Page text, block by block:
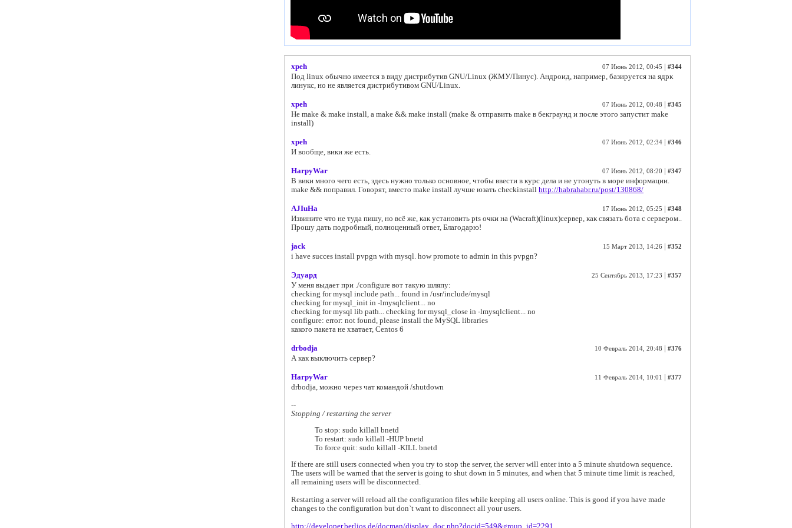
xpeh 07 Июнь 2012, 00:45 #344
Под linux обычно имеется в виду дистрибутив GNU/Linux (ЖМУ/Пинус). Андроид, например, базируется на ядрк
линукс, но не является дистрибутивом GNU/Linux.
xpeh 07 Июнь 2012, 00:48 #345
Не make & make install, а make && make install (make & отправить make в бекграунд и после этого запустит make
install)
xpeh 07 Июнь 2012, 02:34 #346
И вообще, вики же есть.
HarpyWar 07 Июнь 2012, 08:20 #347
В вики много чего есть, здесь нужно только основное, чтобы ввести в курс дела и не утонуть в море информации.
make && поправил. Говорят, вместо make install лучше юзать checkinstall http://habrahabr.ru/post/130868/
AJIuHa 17 Июнь 2012, 05:25 #348
Извините что не туда пишу, но всё же, как установить pts очки на (Wacraft)(linux)сервер, как связать бота с сервером..
Прошу дать подробный, полноценный ответ, Благодарю!
jack 15 Март 2013, 14:26 #352
i have succes install pvpgn with mysql. how promote to admin in this pvpgn?
Эдуард 25 Сентябрь 2013, 17:23 #357
У меня выдает при ./configure вот такую шляпу:
checking for mysql include path... found in /usr/include/mysql
checking for mysql_init in -lmysqlclient... no
checking for mysql lib path... checking for mysql_close in -lmysqlclient... no
configure: error: not found, please install the MySQL libraries
какого пакета не хватает, Centos 6
drbodja 10 Февраль 2014, 20:48 #376
А как выключить сервер?
HarpyWar 11 Февраль 2014, 10:01 #377
drbodja, можно через чат командой /shutdown
--
Stopping / restarting the server
To stop: sudo killall bnetd
To restart: sudo killall -HUP bnetd
To force quit: sudo killall -KILL bnetd
If there are still users connected when you try to stop the server, the server will enter into a 5 minute shutdown sequence.
The users will be warned that the server is going to shut down in 5 minutes, and when that 5 minute time limit is reached,
all remaining users will be disconnected.
Restarting a server will reload all the configuration files while keeping all users online. This is good if you have made
changes to the configuration but don`t want to disconnect all your users.
http://developer.berlios.de/docman/display_doc.php?docid=549&group_id=2291